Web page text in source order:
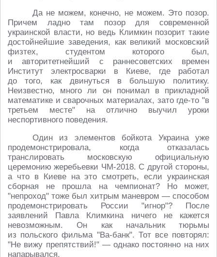
Да не можем, конечно, не можем. Это позор.
Причем ладно там позор для современной
украинской власти, но ведь Климкин позорит такие
достойнейшие заведения, как великий московский
физтех, студентом которого был,
и авторитетнейший с раннесоветских времен
Институт электросварки в Киеве, где работал
до того, как двинуться в большую политику.
Неизвестно, много ли он понимал в прикладной
математике и сварочных материалах, зато где-то "в
третьем месте" на отлично выучил уроки
неспортивного поведения.
Один из элементов бойкота Украина уже
продемонстрировала, когда отказалась
транслировать московскую официальную
церемонию жеребьевки ЧМ-2018. С другой стороны,
а что в Киеве на это смотреть, если украинская
сборная не прошла на чемпионат? Но может,
"непроход" тоже был хитрым маневром — способом
продемонстрировать России "игнор"? После
заявлений Павла Климкина ничего не кажется
невозможным. Он как начальник тюрьмы
из польского фильма "Ва-банк". Тот все повторял:
"Не вижу препятствий!" — однако постоянно на них
напарывался.